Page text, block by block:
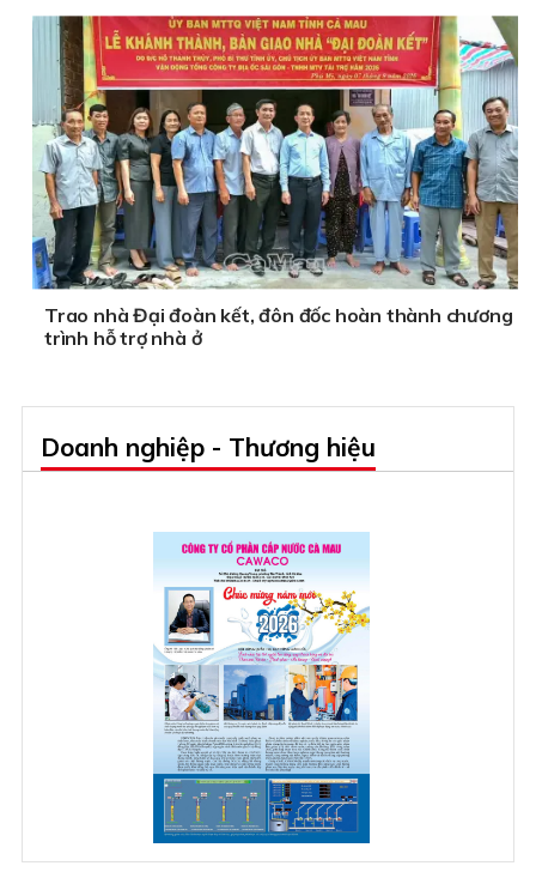
Trao nhà Đại đoàn kết, đôn đốc hoàn thành chương
trình hỗ trợ nhà ở
Doanh nghiệp - Thương hiệu